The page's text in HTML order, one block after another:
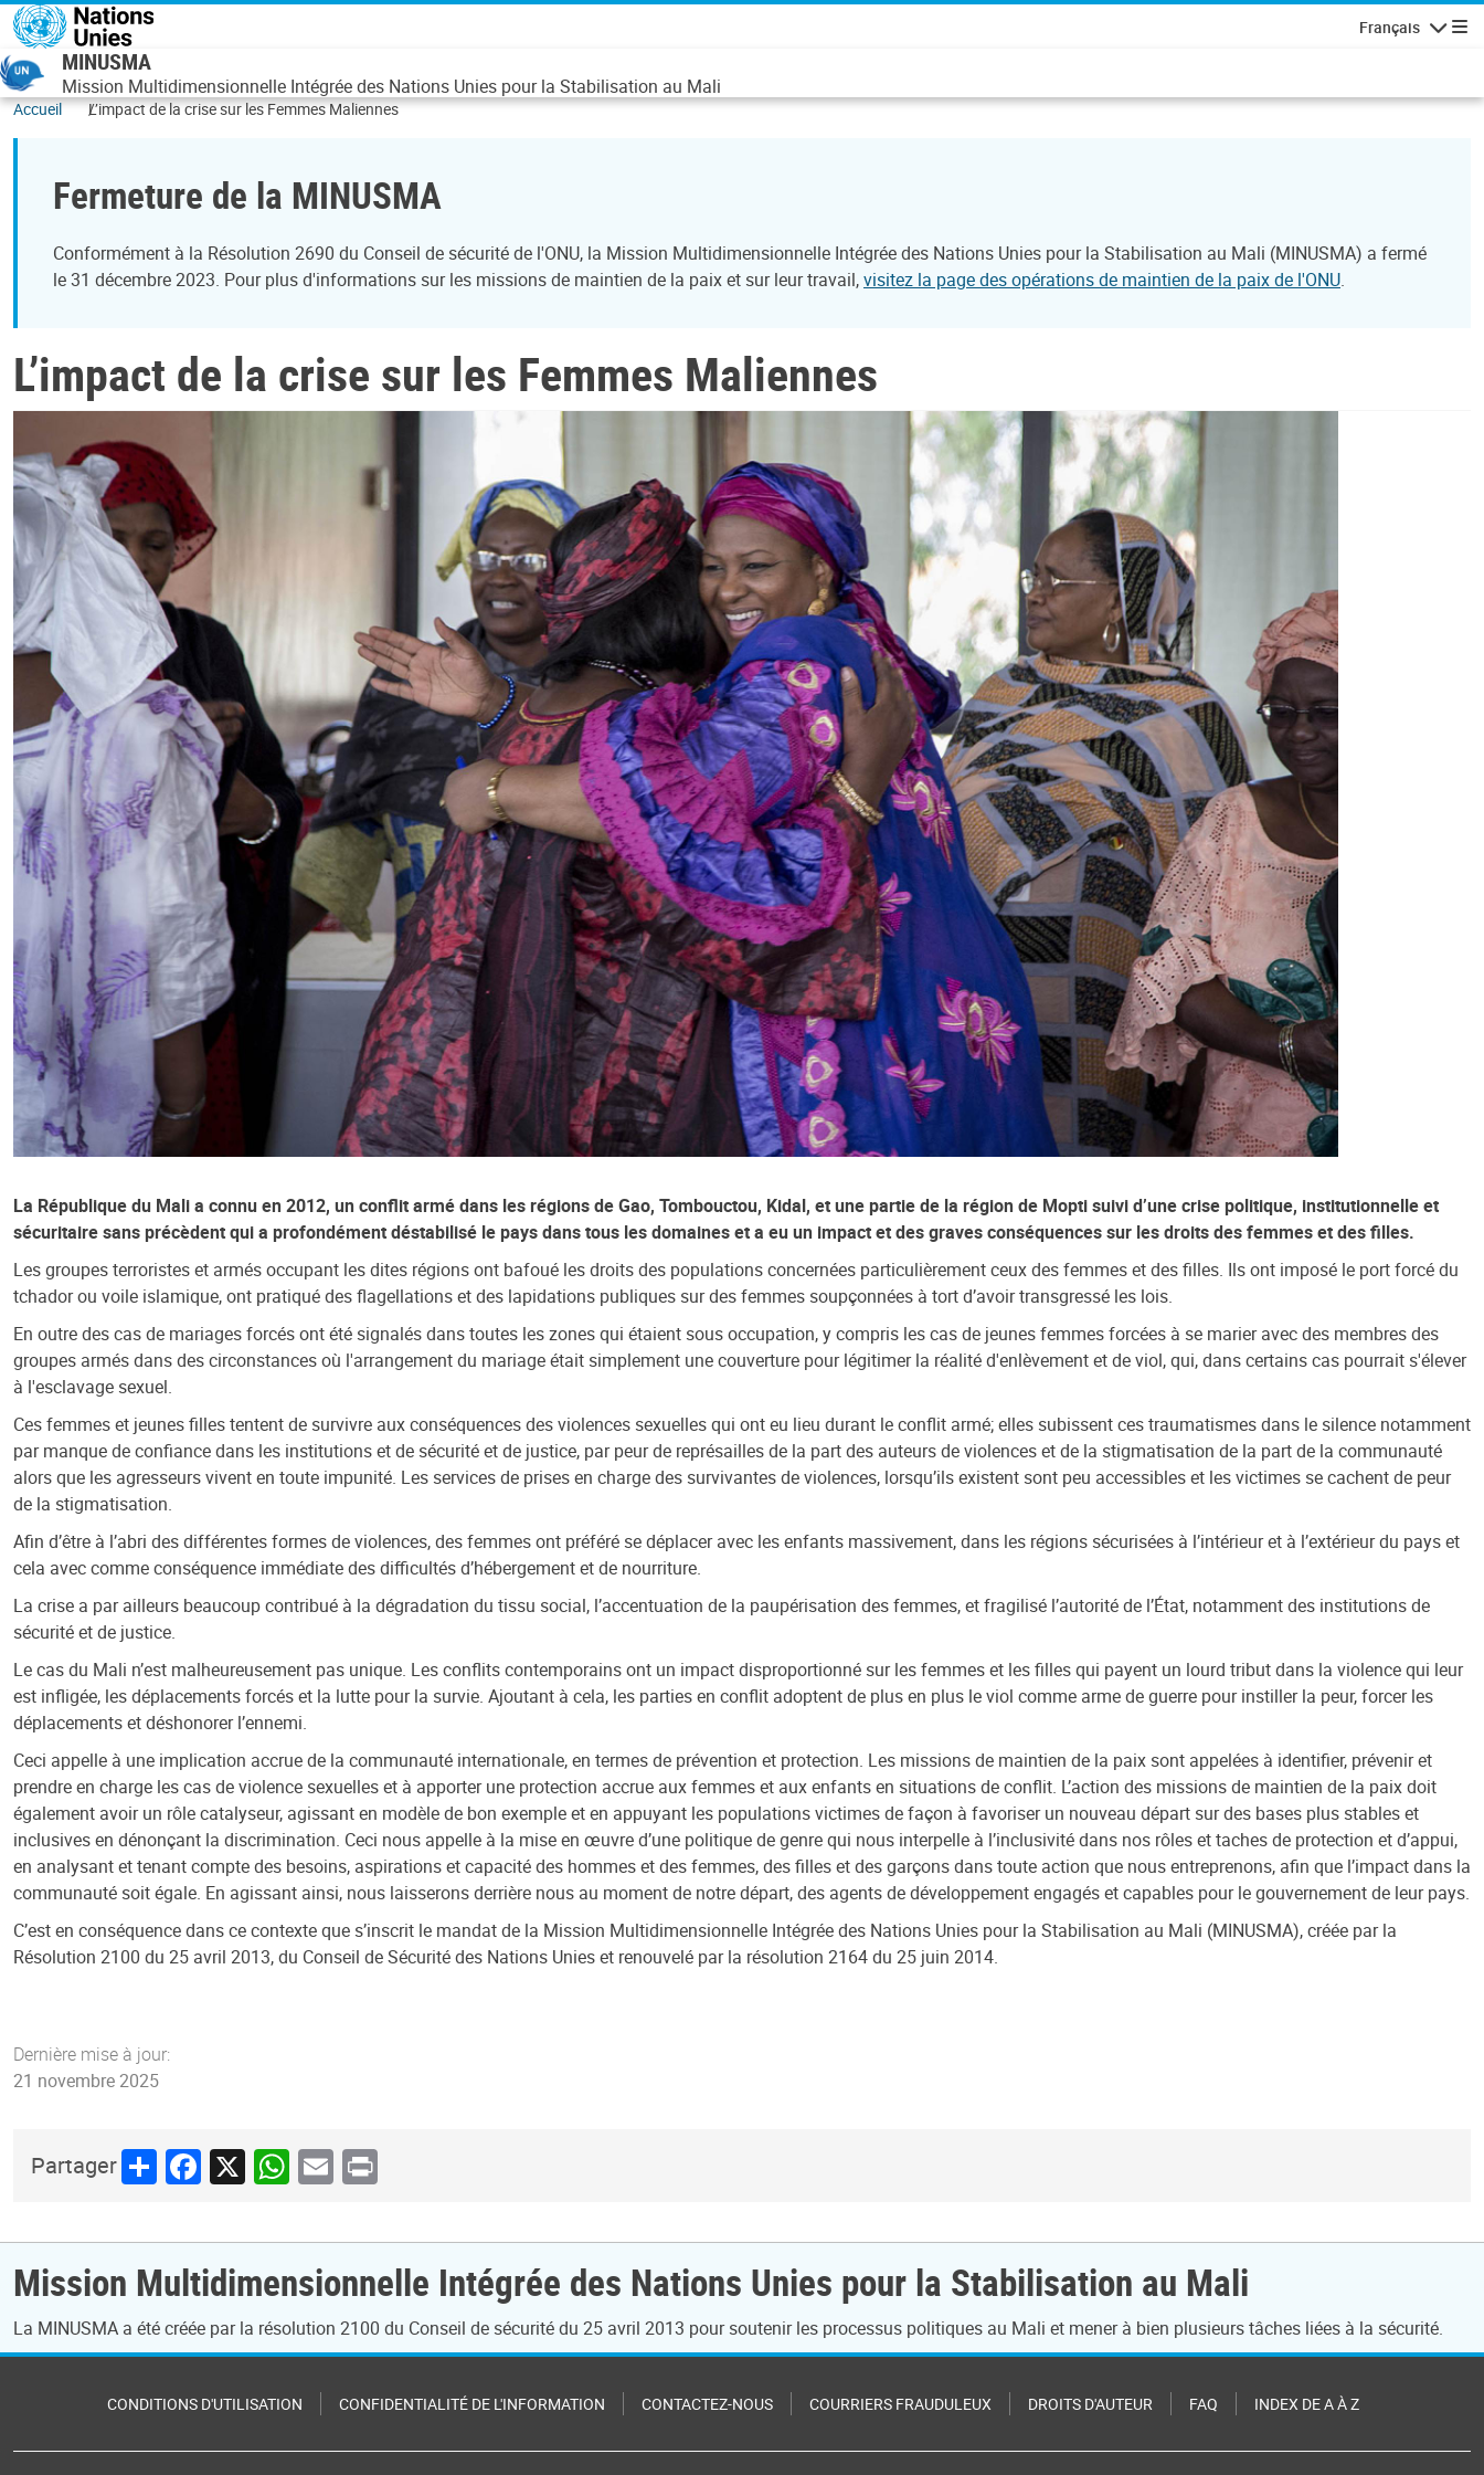
Aller au contenu principal
Français
MINUSMA
Mission Multidimensionnelle Intégrée des Nations Unies pour la Stabilisation au Mali
Accueil L’impact de la crise sur les Femmes Maliennes
Fermeture de la MINUSMA
Conformément à la Résolution 2690 du Conseil de sécurité de l'ONU, la Mission Multidimensionnelle Intégrée des Nations Unies pour la Stabilisation au Mali (MINUSMA) a fermé
le 31 décembre 2023. Pour plus d'informations sur les missions de maintien de la paix et sur leur travail,visitez la page des opérations de maintien de la paix de l'ONU.
L’impact de la crise sur les Femmes Maliennes
La République du Mali a connu en 2012, un conflit armé dans les régions de Gao, Tombouctou, Kidal, et une partie de la région de Mopti suivi d’une crise politique, institutionnelle et
sécuritaire sans précèdent qui a profondément déstabilisé le pays dans tous les domaines et a eu un impact et des graves conséquences sur les droits des femmes et des filles.
Les groupes terroristes et armés occupant les dites régions ont bafoué les droits des populations concernées particulièrement ceux des femmes et des filles. Ils ont imposé le port forcé du
tchador ou voile islamique, ont pratiqué des flagellations et des lapidations publiques sur des femmes soupçonnées à tort d’avoir transgressé les lois.
En outre des cas de mariages forcés ont été signalés dans toutes les zones qui étaient sous occupation, y compris les cas de jeunes femmes forcées à se marier avec des membres des
groupes armés dans des circonstances où l'arrangement du mariage était simplement une couverture pour légitimer la réalité d'enlèvement et de viol, qui, dans certains cas pourrait s'élever
à l'esclavage sexuel.
Ces femmes et jeunes filles tentent de survivre aux conséquences des violences sexuelles qui ont eu lieu durant le conflit armé; elles subissent ces traumatismes dans le silence notamment
par manque de confiance dans les institutions et de sécurité et de justice, par peur de représailles de la part des auteurs de violences et de la stigmatisation de la part de la communauté
alors que les agresseurs vivent en toute impunité. Les services de prises en charge des survivantes de violences, lorsqu’ils existent sont peu accessibles et les victimes se cachent de peur
de la stigmatisation.
Afin d’être à l’abri des différentes formes de violences, des femmes ont préféré se déplacer avec les enfants massivement, dans les régions sécurisées à l’intérieur et à l’extérieur du pays et
cela avec comme conséquence immédiate des difficultés d’hébergement et de nourriture.
La crise a par ailleurs beaucoup contribué à la dégradation du tissu social, l’accentuation de la paupérisation des femmes, et fragilisé l’autorité de l’État, notamment des institutions de
sécurité et de justice.
Le cas du Mali n’est malheureusement pas unique. Les conflits contemporains ont un impact disproportionné sur les femmes et les filles qui payent un lourd tribut dans la violence qui leur
est infligée, les déplacements forcés et la lutte pour la survie. Ajoutant à cela, les parties en conflit adoptent de plus en plus le viol comme arme de guerre pour instiller la peur, forcer les
déplacements et déshonorer l’ennemi.
Ceci appelle à une implication accrue de la communauté internationale, en termes de prévention et protection. Les missions de maintien de la paix sont appelées à identifier, prévenir et
prendre en charge les cas de violence sexuelles et à apporter une protection accrue aux femmes et aux enfants en situations de conflit. L’action des missions de maintien de la paix doit
également avoir un rôle catalyseur, agissant en modèle de bon exemple et en appuyant les populations victimes de façon à favoriser un nouveau départ sur des bases plus stables et
inclusives en dénonçant la discrimination. Ceci nous appelle à la mise en œuvre d’une politique de genre qui nous interpelle à l’inclusivité dans nos rôles et taches de protection et d’appui,
en analysant et tenant compte des besoins, aspirations et capacité des hommes et des femmes, des filles et des garçons dans toute action que nous entreprenons, afin que l’impact dans la
communauté soit égale. En agissant ainsi, nous laisserons derrière nous au moment de notre départ, des agents de développement engagés et capables pour le gouvernement de leur pays.
C’est en conséquence dans ce contexte que s’inscrit le mandat de la Mission Multidimensionnelle Intégrée des Nations Unies pour la Stabilisation au Mali (MINUSMA), créée par la
Résolution 2100 du 25 avril 2013, du Conseil de Sécurité des Nations Unies et renouvelé par la résolution 2164 du 25 juin 2014.
Dernière mise à jour:
21 novembre 2025
PartagerShareFacebook
X WhatsApp
Email
Print
Mission Multidimensionnelle Intégrée des Nations Unies pour la Stabilisation au Mali
La MINUSMA a été créée par la résolution 2100 du Conseil de sécurité du 25 avril 2013 pour soutenir les processus politiques au Mali et mener à bien plusieurs tâches liées à la sécurité.
CONDITIONS D'UTILISATION CONFIDENTIALITÉ DE L'INFORMATION CONTACTEZ-NOUS COURRIERS FRAUDULEUX DROITS D'AUTEUR FAQ INDEX DE A À Z